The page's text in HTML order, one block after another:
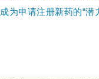
成为申请注册新药的“潜